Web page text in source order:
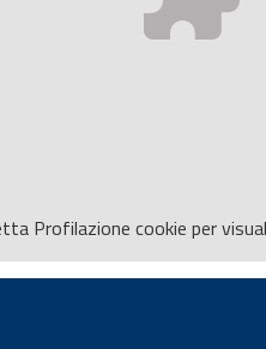
Profilazione cookie per